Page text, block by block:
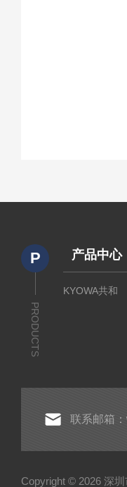
P
PRODUCTS
产品中心
KYOWA共和
联系邮箱
Copyright © 2026 深